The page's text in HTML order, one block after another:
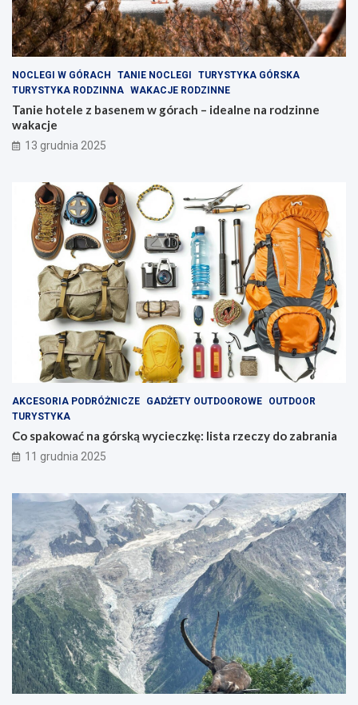
l
i
w
e
z
a
k
ą
t
k
o
d
z
i
n
n
e
w
a
k
NOCLEGI W GÓRACH TANIE NOCLEGI
TURYSTYKA GÓRSKA
TURYSTYKA RODZINNA WAKACJE RODZINNE
Tanie hotele z basenem w górach – idealne na rodzinne
wakacje
13 grudnia 2025
AKCESORIA PODRÓŻNICZE GADŻETY OUTDOOROWE
OUTDOOR
TURYSTYKA
Co spakować na górską wycieczkę: lista rzeczy do zabrania
11 grudnia 2025